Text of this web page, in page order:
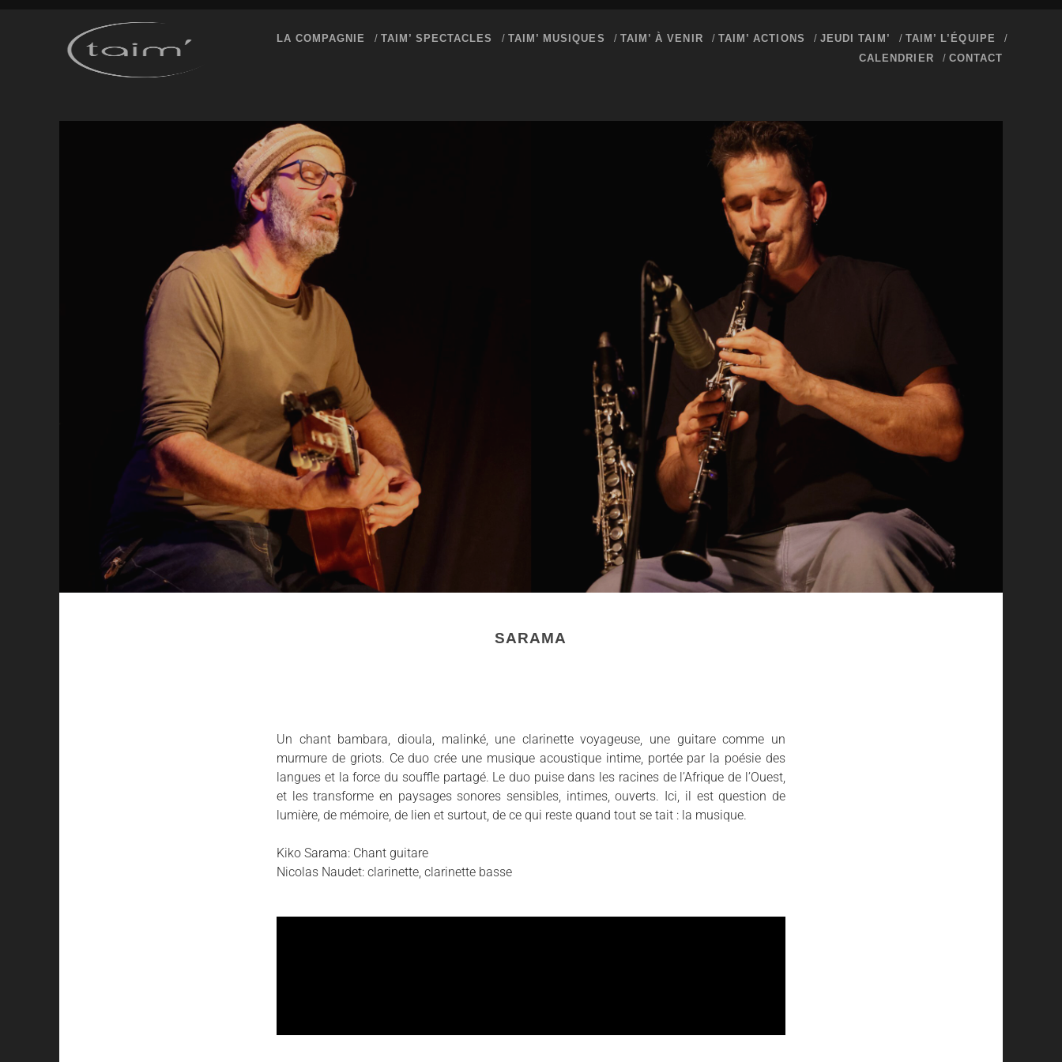
LA COMPAGNIE TAIM’ SPECTACLES TAIM’ MUSIQUES TAIM’ À VENIR TAIM’ ACTIONS JEUDI TAIM’
TAIM’ L’ÉQUIPE
CALENDRIER
CONTACT
SARAMA
Un chant bambara, dioula, malinké, une clarinette voyageuse, une guitare comme un
murmure de griots. Ce duo crée une musique acoustique intime, portée par la poésie des
langues et la force du souffle partagé. Le duo puise dans les racines de l’Afrique de l’Ouest,
et les transforme en paysages sonores sensibles, intimes, ouverts. Ici, il est question de
lumière, de mémoire, de lien et surtout, de ce qui reste quand tout se tait : la musique.
Kiko Sarama: Chant guitare
Nicolas Naudet: clarinette, clarinette basse